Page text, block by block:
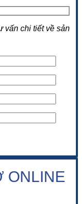
vấn chi tiết về sản
ONLINE